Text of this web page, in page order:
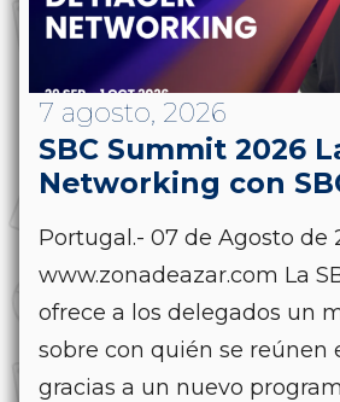
7 agosto, 2026
SBC Summit 2026
Networking con
Portugal.- 07 de Agosto de
www.zonadeazar.com La
ofrece a los delegados un
sobre con quién se reúnen
gracias a un nuevo